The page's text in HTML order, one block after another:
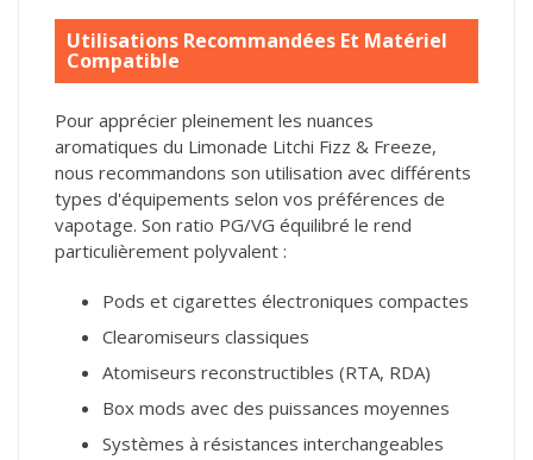
Utilisations Recommandées Et Matériel
Compatible
Pour apprécier pleinement les nuances
aromatiques du Limonade Litchi Fizz & Freeze,
nous recommandons son utilisation avec différents
types d'équipements selon vos préférences de
vapotage. Son ratio PG/VG équilibré le rend
particulièrement polyvalent :
Pods et cigarettes électroniques compactes
Clearomiseurs classiques
Atomiseurs reconstructibles (RTA, RDA)
Box mods avec des puissances moyennes
Systèmes à résistances interchangeables